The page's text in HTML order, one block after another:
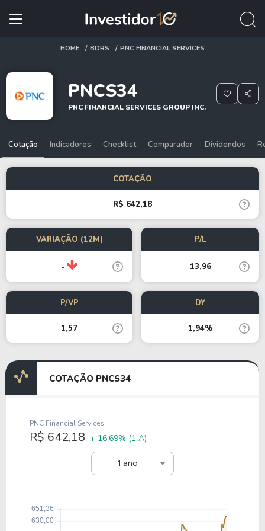
HOME BDRS PNC FINANCIAL SERVICES
PNCS34
PNC FINANCIAL SERVICES GROUP INC.
Cotação Indicadores Checklist Comparador Dividendos
COTAÇÃO
R$ 642,18
VARIAÇÃO (12M)
-
P/L
13,96
P/VP
1,57
DY
1,94%
COTAÇÃO PNCS34
1 ano
PNC Financial Services
R$ 642,18 + 16,69% (1 A)